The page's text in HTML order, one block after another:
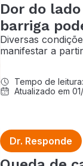
Dor do
barriga
câncer?
Diversas
manifestar a
investigação
Tempo de
Atualizado em
Dr. Responde